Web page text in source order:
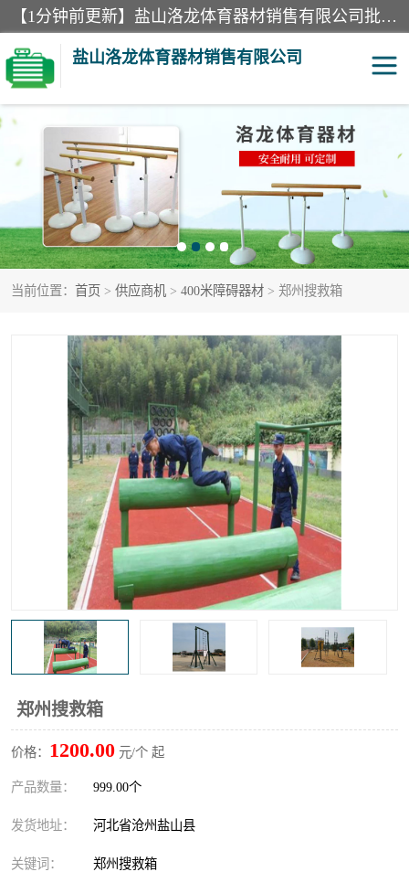
【1分钟前更新】盐山洛龙体育器材销售有限公司批量供应：300米障碍器材、400米障碍器材、部队训练器材、双杠、体操垫、舞蹈把杆等产品。盐山洛龙体育器材销售有限公司经过多年的发展，集研发，生产，销售，售后服务为一体. 奉行“质量，信誉，服务”的宗旨，以开拓创新的精神和真诚守信的态度积极进取。
盐山洛龙体育器材销售有限公司
当前位置： 首页 > 供应商机 > 400米障碍器材 > 郑州搜救箱
郑州搜救箱
价格： 1200.00 元/个 起
产品数量： 999.00个
发货地址： 河北省沧州盐山县
关键词： 郑州搜救箱
单双杠 舞蹈把杆
400米障碍器材 体操垫
300米障碍器材 攀爬架
塑胶跑道 400米障碍器材1
警犬训练器材 心理行为训练器材